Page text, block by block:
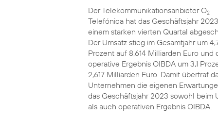
Der Telekommunikationsanbieter O2
Telefónica hat das Geschäftsjahr
einem starken vierten Quartal
Der Umsatz stieg im Gesamtjahr um
Prozent auf 8,614 Milliarden Euro und
operative Ergebnis OIBDA um 3,1
2,617 Milliarden Euro. Damit übertraf
Unternehmen die eigenen
das Geschäftsjahr 2023 sowohl beim
als auch operativen Ergebnis OIBDA.